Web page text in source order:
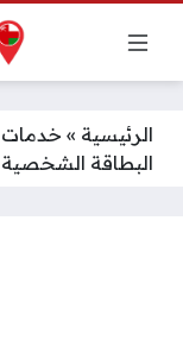
الرئيسية » خدمات
البطاقة